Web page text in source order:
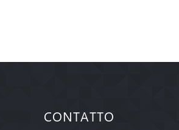
CONTATTO